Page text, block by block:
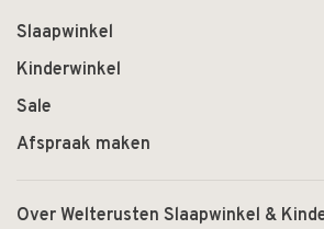
Slaapwinkel
Kinderwinkel
Sale
Afspraak maken
Over Welterusten Slaapwinkel &